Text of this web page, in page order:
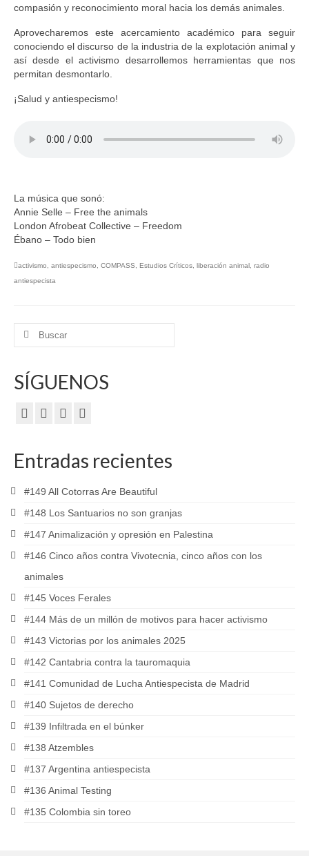
compasión y reconocimiento moral hacia los demás animales.
Aprovecharemos este acercamiento académico para seguir
conociendo el discurso de la industria de la explotación animal y
así desde el activismo desarrollemos herramientas que nos
permitan desmontarlo.
¡Salud y antiespecismo!
La música que sonó:
Annie Selle – Free the animals
London Afrobeat Collective – Freedom
Ébano – Todo bien
activismo antiespecismo COMPASS Estudios Críticos liberación animal radio
antiespecista
Buscar
SÍGUENOS
Entradas recientes
#149 All Cotorras Are Beautiful
#148 Los Santuarios no son granjas
#147 Animalización y opresión en Palestina
#146 Cinco años contra Vivotecnia, cinco años con los
animales
#145 Voces Ferales
#144 Más de un millón de motivos para hacer activismo
#143 Victorias por los animales 2025
#142 Cantabria contra la tauromaquia
#141 Comunidad de Lucha Antiespecista de Madrid
#140 Sujetos de derecho
#139 Infiltrada en el búnker
#138 Atzembles
#137 Argentina antiespecista
#136 Animal Testing
#135 Colombia sin toreo